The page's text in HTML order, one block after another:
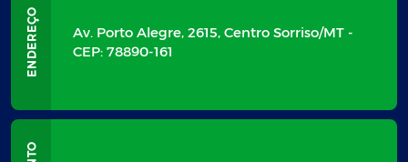
Av. Porto Alegre, 2615, Centro Sorriso/MT -
CEP: 78890-161